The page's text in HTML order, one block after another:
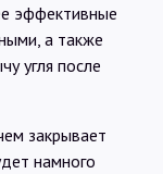
эффективные
а также
угля после
закрывает
намного